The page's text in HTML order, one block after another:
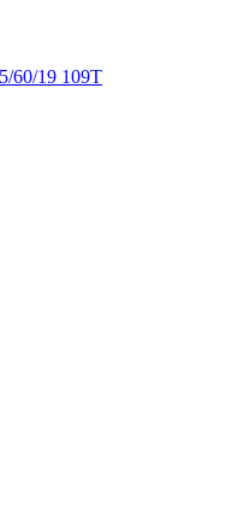
60/19 109T